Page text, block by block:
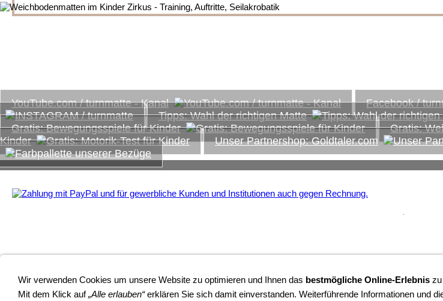
YouTube.com / turnmatte - Kanal
Facebook /
Tipps: Wahl der richtigen Matte
Gratis: Bewegungsspiele für Kinder
Gratis:
Kinder
Unser Partnershop: Goldtaler.com
Wir verwenden Cookies um unsere Website zu optimieren und Ihnen das bestmögliche Online-Erlebnis zu
Mit dem Klick auf„Alle erlauben“erklären Sie sich damit einverstanden. Weiterführende Informationen und